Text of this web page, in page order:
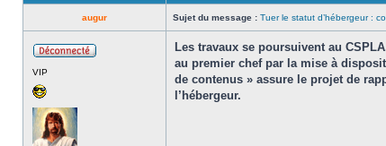
augur Sujet du message : Tuer le statut d’hébergeur :
VIP
Les travaux se poursuivent au
au premier chef par la mise à
de contenus » assure le projet de
l’hébergeur.